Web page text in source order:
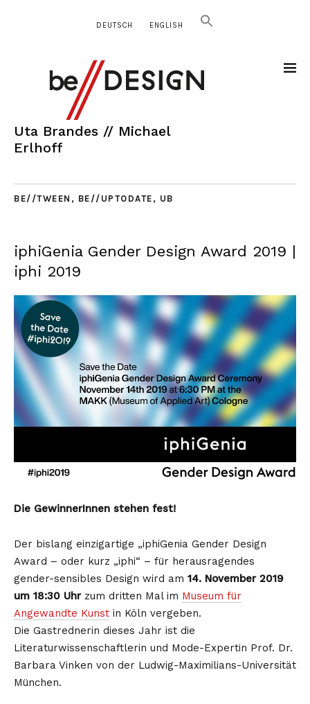
DEUTSCH ENGLISH
Uta Brandes // Michael
Erlhoff
BE//TWEEN , BE//UPTODATE , UB
iphiGenia Gender Design Award 2019 |
iphi 2019
Die GewinnerInnen stehen fest!
Der bislang einzigartige „iphiGenia Gender Design
Award – oder kurz „iphi“ – für herausragendes
gender-sensibles Design wird am 14. November 2019
um 18:30 Uhrzum dritten Mal im Museum für
Angewandte Kunst in Köln vergeben.
Die Gastrednerin dieses Jahr ist die
Literaturwissenschaftlerin und Mode-Expertin Prof. Dr.
Barbara Vinken von der Ludwig-Maximilians-Universität
München.